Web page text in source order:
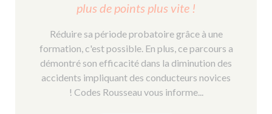
plus de points plus vite !
Réduire sa période probatoire grâce à une
formation, c'est possible. En plus, ce parcours a
démontré son efficacité dans la diminution des
accidents impliquant des conducteurs novices
! Codes Rousseau vous informe...